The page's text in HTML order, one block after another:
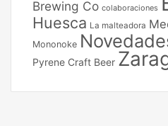
Brewing Co colaboraciones
Huesca La malteadora
Mononoke
Pyrene Craft Beer